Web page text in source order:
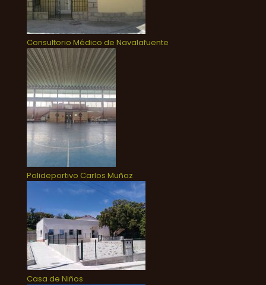
Consultorio Médico de Navalafuente
Polideportivo Carlos Muñoz
Casa de Niños